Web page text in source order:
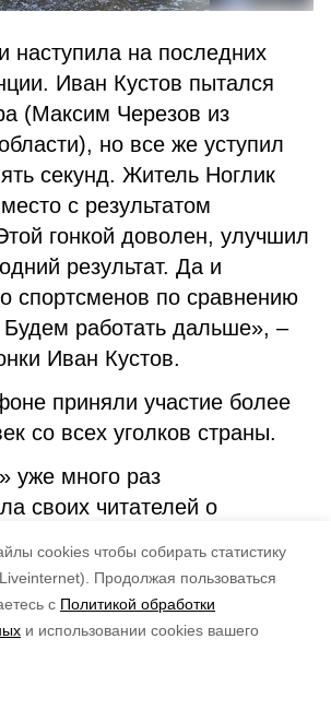
cookies чтобы собирать статистику
Продолжая пользоваться
с Политикой обработки
и использовании cookies вашего
наступила на последних
Иван Кустов пытался
(Максим Черезов из
но все же уступил
секунд. Житель Ноглик
с результатом
гонкой доволен, улучшил
результат. Да и
спортсменов по сравнению
работать дальше», –
Иван Кустов.
приняли участие более
со всех уголков страны.
уже много раз
своих читателей о
на этот раз. Поздравляем!